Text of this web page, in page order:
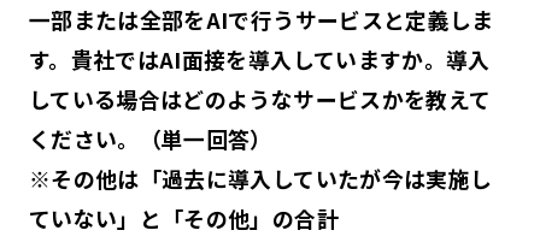
一部または全部をAIで行うサービスと定義しま
す。貴社ではAI面接を導入していますか。導入
している場合はどのようなサービスかを教えて
ください。（単一回答）
※その他は「過去に導入していたが今は実施し
ていない」と「その他」の合計